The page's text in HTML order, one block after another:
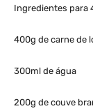
Ingredientes para
400g de carne de
300ml de água
200g de couve